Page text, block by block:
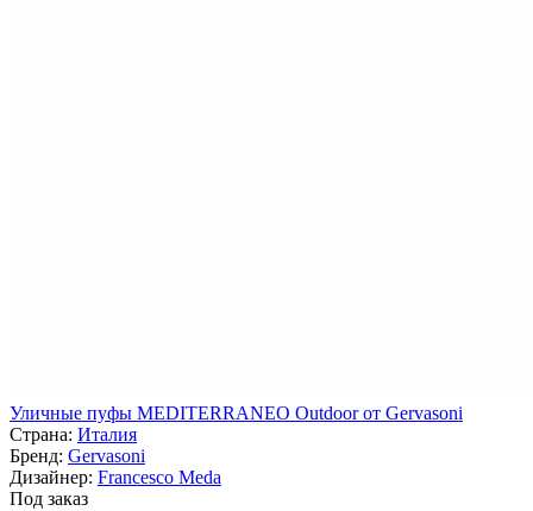
Уличные пуфы MEDITERRANEO Outdoor от Gervasoni
Страна: Италия
Бренд: Gervasoni
Дизайнер: Francesco Meda
Под заказ